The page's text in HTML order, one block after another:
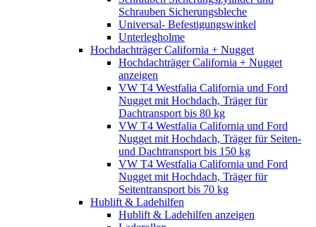
Schrauben Sicherungsbleche
Universal- Befestigungswinkel
Unterlegholme
Hochdachträger California + Nugget
Hochdachträger California + Nugget
anzeigen
VW T4 Westfalia California und Ford
Nugget mit Hochdach, Träger für
Dachtransport bis 80 kg
VW T4 Westfalia California und Ford
Nugget mit Hochdach, Träger für Seiten-
und Dachtransport bis 150 kg
VW T4 Westfalia California und Ford
Nugget mit Hochdach, Träger für
Seitentransport bis 70 kg
Hublift & Ladehilfen
Hublift & Ladehilfen anzeigen